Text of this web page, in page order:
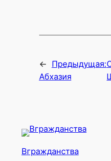
←
Предыдущая:
Абхазия
Вгражданства